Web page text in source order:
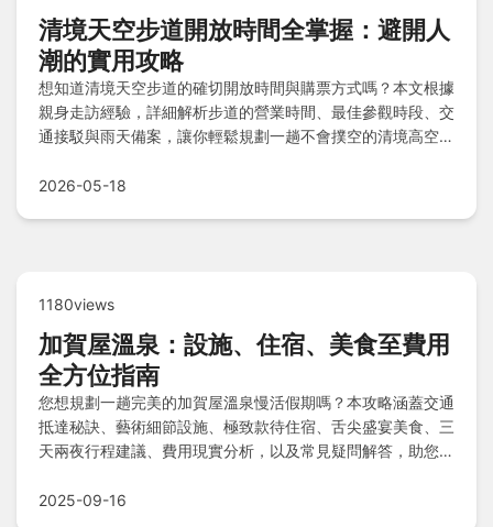
清境天空步道開放時間全掌握：避開人
潮的實用攻略
想知道清境天空步道的確切開放時間與購票方式嗎？本文根據
親身走訪經驗，詳細解析步道的營業時間、最佳參觀時段、交
通接駁與雨天備案，讓你輕鬆規劃一趟不會撲空的清境高空之
2026-05-18
1180views
加賀屋溫泉：設施、住宿、美食至費用
全方位指南
您想規劃一趟完美的加賀屋溫泉慢活假期嗎？本攻略涵蓋交通
抵達秘訣、藝術細節設施、極致款待住宿、舌尖盛宴美食、三
天兩夜行程建議、費用現實分析，以及常見疑問解答，助您輕
2025-09-16